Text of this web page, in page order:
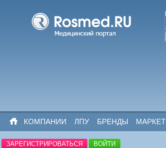
КОМПАНИИ ЛПУ БРЕНДЫ МАРКЕТ
ЗАРЕГИСТРИРОВАТЬСЯ ВОЙТИ